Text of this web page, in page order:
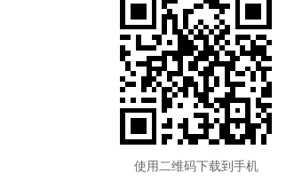
使用二维码下载到手机